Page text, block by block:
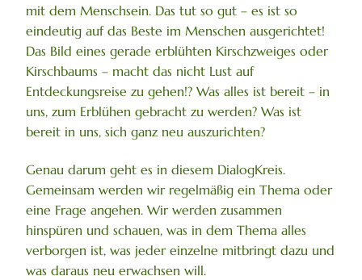
mit dem Menschsein. Das tut so gut – es ist so
eindeutig auf das Beste im Menschen ausgerichtet!
Das Bild eines gerade erblühten Kirschzweiges oder
Kirschbaums – macht das nicht Lust auf
Entdeckungsreise zu gehen!? Was alles ist bereit – in
uns, zum Erblühen gebracht zu werden? Was ist
bereit in uns, sich ganz neu auszurichten?
Genau darum geht es in diesem DialogKreis.
Gemeinsam werden wir regelmäßig ein Thema oder
eine Frage angehen. Wir werden zusammen
hinspüren und schauen, was in dem Thema alles
verborgen ist, was jeder einzelne mitbringt dazu und
was daraus neu erwachsen will.